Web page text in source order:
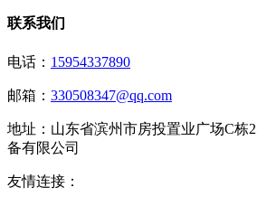
联系我们
电话： 15954337890
邮箱： 330508347@qq.com
地址： 山东省滨州市房投置业广场C栋
备有限公司
友情连接：